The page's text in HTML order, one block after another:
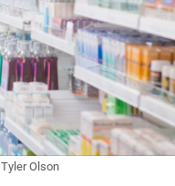
Tyler Olson